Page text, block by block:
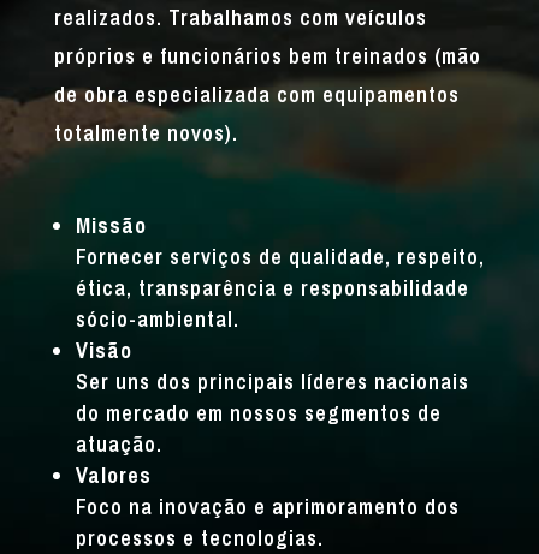
realizados. Trabalhamos com veículos
próprios e funcionários bem treinados (mão
de obra especializada com equipamentos
totalmente novos).
Missão
Fornecer serviços de qualidade, respeito,
ética, transparência e responsabilidade
sócio-ambiental.
Visão
Ser uns dos principais líderes nacionais
do mercado em nossos segmentos de
atuação.
Valores
Foco na inovação e aprimoramento dos
processos e tecnologias.